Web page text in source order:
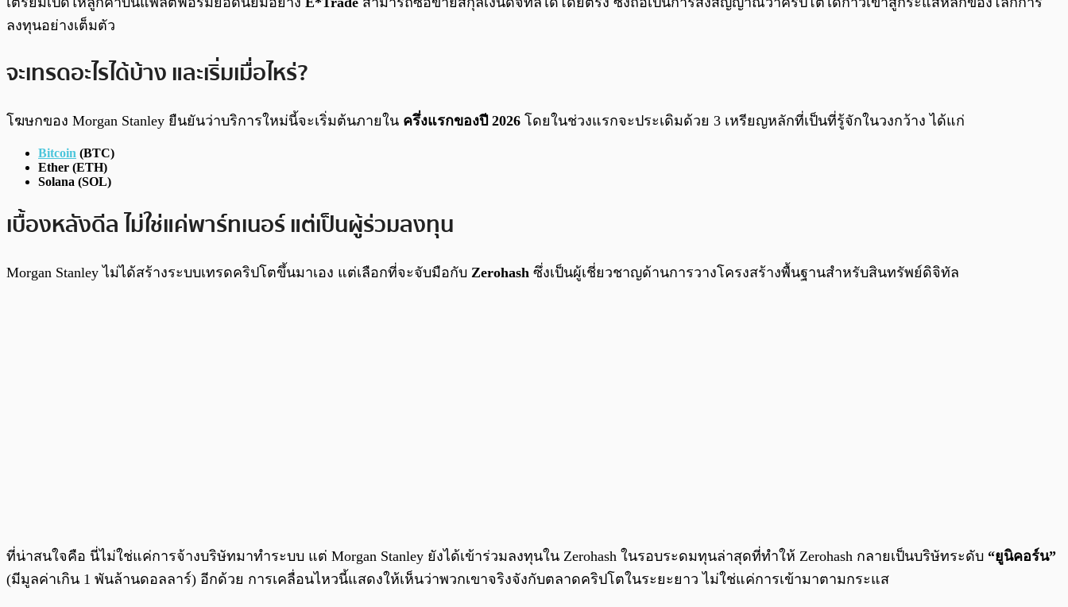
ลงทุนอย่างเต็มตัว
จะเทรดอะไรได้บ้าง และเริ่มเมื่อไหร่?
โฆษกของ Morgan Stanley ยืนยันว่าบริการใหม่นี้จะเริ่มต้นภายใน ครึ่งแรกของปี 2026 โดยในช่วงแรกจะประเดิมด้วย 3 เหรียญหลักที่เป็นที่รู้จักในวงกว้าง ได้แก่
Bitcoin (BTC)
Ether (ETH)
Solana (SOL)
เบื้องหลังดีล ไม่ใช่แค่พาร์ทเนอร์ แต่เป็นผู้ร่วมลงทุน
Morgan Stanley ไม่ได้สร้างระบบเทรดคริปโตขึ้นมาเอง แต่เลือกที่จะจับมือกับ Zerohash ซึ่งเป็นผู้เชี่ยวชาญด้านการวางโครงสร้างพื้นฐานสำหรับสินทรัพย์ดิจิทัล
ที่น่าสนใจคือ นี่ไม่ใช่แค่การจ้างบริษัทมาทำระบบ แต่ Morgan Stanley ยังได้เข้าร่วมลงทุนใน Zerohash ในรอบระดมทุนล่าสุดที่ทำให้ Zerohash กลายเป็นบริษัทระดับ “ยูนิคอร์น”
(มีมูลค่าเกิน 1 พันล้านดอลลาร์) อีกด้วย การเคลื่อนไหวนี้แสดงให้เห็นว่าพวกเขาจริงจังกับตลาดคริปโตในระยะยาว ไม่ใช่แค่การเข้ามาตามกระแส